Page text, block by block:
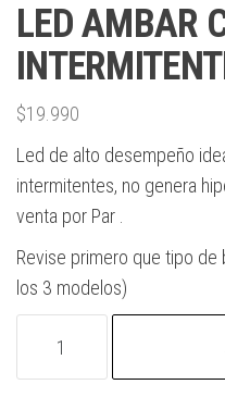
LED AMBAR
$19.990
Led de alto desempeño
intermitentes, no genera
venta por Par .
Revise primero que tipo de
los 3 modelos)